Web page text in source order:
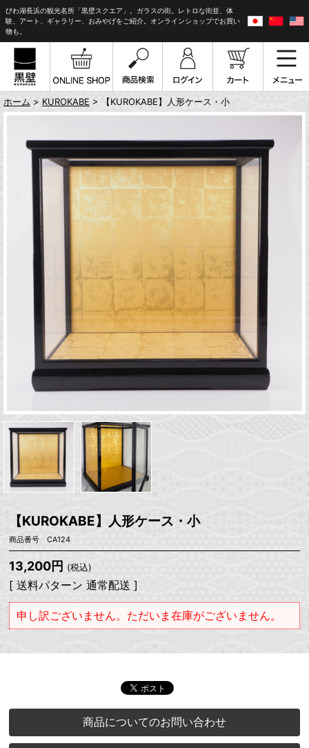
びわ湖長浜の観光名所「黒壁スクエア」。ガラスの街。レトロな街並、体
験、アート、ギャラリー、おみやげをご紹介。オンラインショップでお買い
物も。
ホーム > KUROKABE > 【KUROKABE】人形ケース・小
【KUROKABE】人形ケース・小
商品番号 CA124
13,200円 (税込)
[ 送料パターン 通常配送 ]
申し訳ございません。ただいま在庫がございません。
商品についてのお問い合わせ